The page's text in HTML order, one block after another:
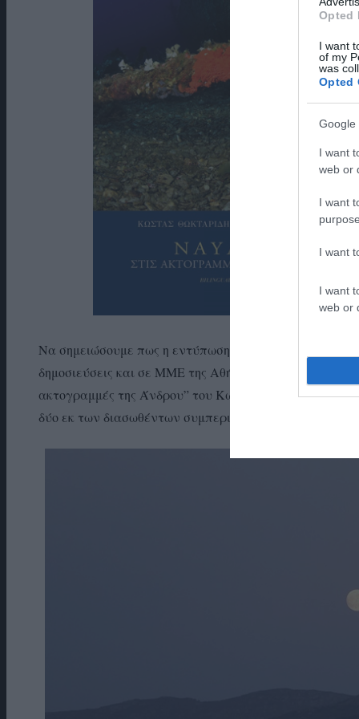
Opted
I want
of my
was
Opted
Google
I want
web or
I want
I want
I want
web or
Να σημειώσουμε πως η εντύπωση που προκάλεσε τότε
δημοσιεύσεις και σε ΜΜΕ της Αθήνας. Επίσης, υπήρξε
ακτογραμμές της Άνδρου” του Κώστα Θωκταρίδη και
δύο εκ των διασωθέντων συμπεριλήφθηκαν στις